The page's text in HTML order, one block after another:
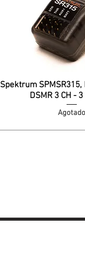
Spektrum SPMSR315,
DSMR 3 CH -